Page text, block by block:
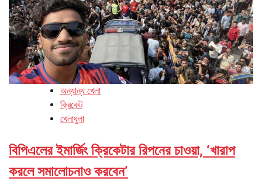
অন্যান্য খেলা
ক্রিকেট
খেলাধুলা
বিপিএলের ইমার্জিং ক্রিকেটার রিপনের চাওয়া, ‘খারাপ
করলে সমালোচনাও করবেন’